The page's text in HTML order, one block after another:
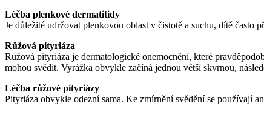
Léčba plenkové dermatitidy
Je důležité udržovat plenkovou oblast v čistotě a suchu, dítě často
Růžová pityriáza
Růžová pityriáza je dermatologické onemocnění, které
mohou svědit. Vyrážka obvykle začíná jednou větší skvrnou,
Léčba růžové pityriázy
Pityriáza obvykle odezní sama. Ke zmírnění svědění se používají